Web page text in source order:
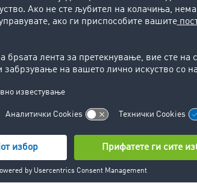
branši
poslu ili ulaz u isti treba da biti olakšan.
posle svakog usavršavanja, koje mogu
naglašava Dirk Hardi, profesor
ili Ministarstva rada osoblje sa
uzimaju u obzir model berze tovara i
angažovati, demonstrira i
e.V. (DSLV) i TimoCom-
logističarima na završnim